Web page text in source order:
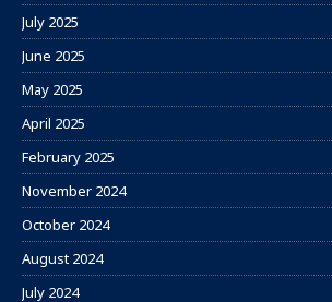
July 2025
June 2025
May 2025
April 2025
February 2025
November 2024
October 2024
August 2024
July 2024